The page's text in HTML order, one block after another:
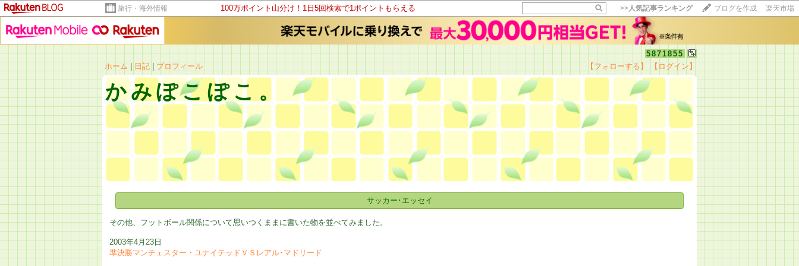
旅行・海外情報 100万ポイント山分け！1日5回検索で1ポイントもらえる >>人気記事ランキング ブログを作成 楽天市場
5871855
ホーム
日記 プロフィール 【フォローする】 【ログイン】
かみぽこぽこ。
サッカー･エッセイ
その他、フットボール関係について思いつくままに書いた物を並べてみました。
2003年4月23日
準決勝マンチェスター・ユナイテッドＶＳレアル･マドリード